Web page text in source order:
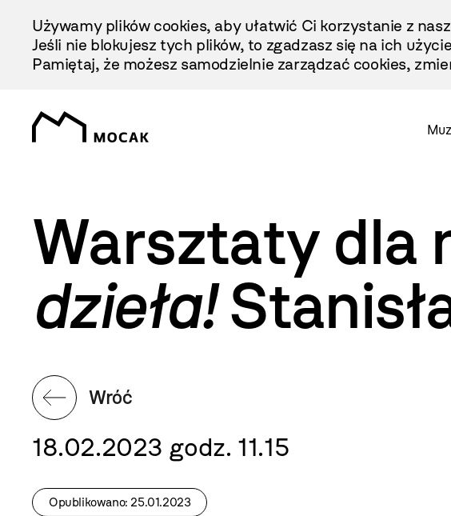
Treści
Używamy plików cookies, aby ułatwić Ci korzystanie z
Jeśli nie blokujesz tych plików, to zgadzasz się na ich
Pamiętaj, że możesz samodzielnie zarządzać cookies,
Warsztaty dla
dzieła!
Wróć
18.02.2023 godz. 11.15
Opublikowano: 25.01.2023